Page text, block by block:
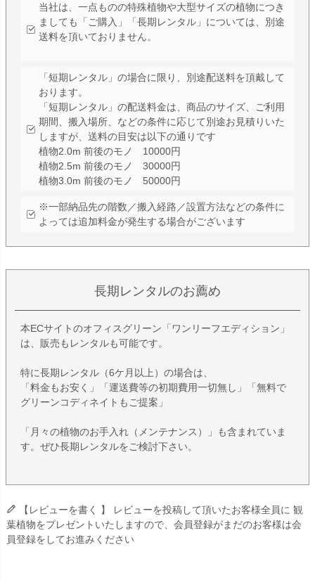
当社は、一点ものの特殊植物や大型サイズの植物につき
ましても「ご購入」「長期レンタル」については、別途
送料を頂いておりません。
「短期レンタル」の場合に限り、別途配送料を頂戴して
おります。
「短期レンタル」の配送料金は、商品のサイズ、ご利用
期間、搬入場所、などの条件に応じて別途お見積りいた
しますが、送料の目安は以下の通りです
植物2.0m 前後のモノ 10000円
植物2.5m 前後のモノ 30000円
植物3.0m 前後のモノ 50000円
※一部納品先の階数／搬入経路／設置方法などの条件に
よっては追加料金が発生する場合がございます
長期レンタルのお薦め
本ECサイトのオフィスグリーン「ワンリーフエディション」
は、販売もレンタルも可能です。
特に長期レンタル（6ケ月以上）の場合は、
「料金もお安く」「運送費等の初期費用一切無し」「無料で
グリーンコディネイトもご提案」
「月々の植物のお手入れ（メンテナンス）」も含まれていま
す。ぜひ長期レンタルをご検討下さい。
【レビューを書く 】 レビューを投稿して頂いたお客様全員に 観
葉植物をプレゼントいたしますので、会員登録がまだのお客様は会
員登録をしてお進みください